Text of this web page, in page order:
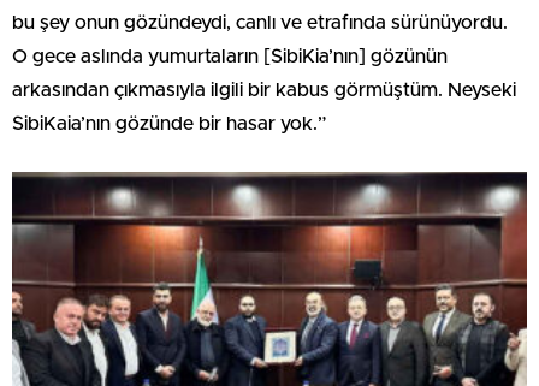
bu şey onun gözündeydi, canlı ve etrafında sürünüyordu.
O gece aslında yumurtaların [SibiKia’nın] gözünün
arkasından çıkmasıyla ilgili bir kabus görmüştüm. Neyseki
SibiKaia’nın gözünde bir hasar yok.”